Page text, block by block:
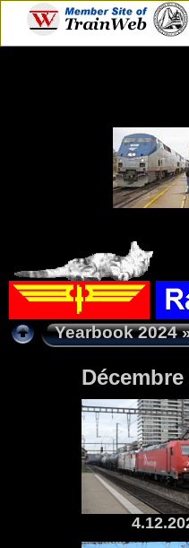
Yearbook 2024